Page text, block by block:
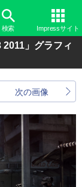
検索 Impressサイト
」グラフィ
次の画像